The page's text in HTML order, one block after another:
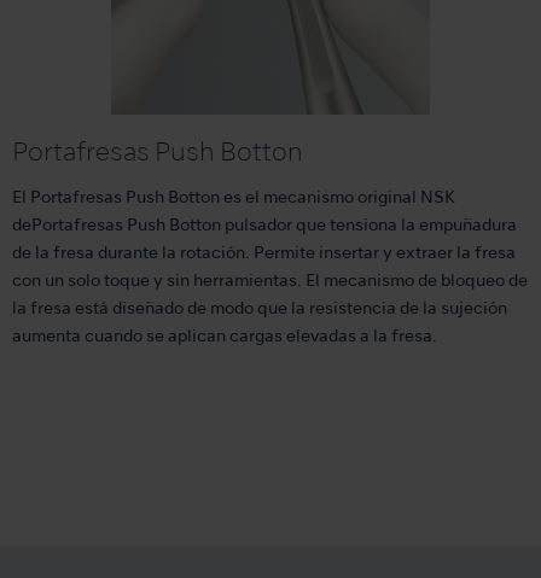
Portafresas Push Botton
El Portafresas Push Botton es el mecanismo original NSK
dePortafresas Push Botton pulsador que tensiona la empuñadura
de la fresa durante la rotación. Permite insertar y extraer la fresa
con un solo toque y sin herramientas. El mecanismo de bloqueo de
la fresa está diseñado de modo que la resistencia de la sujeción
aumenta cuando se aplican cargas elevadas a la fresa.